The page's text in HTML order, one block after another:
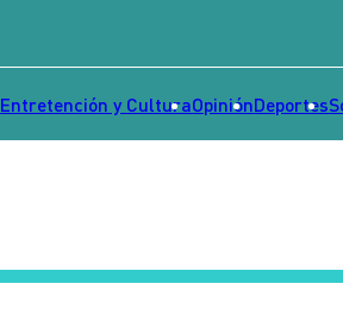
Entretención y CulturaOpiniónDeportes